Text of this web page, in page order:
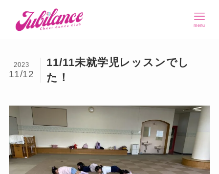
menu
11/11未就学児レッスンでし
た！
2023
11/12